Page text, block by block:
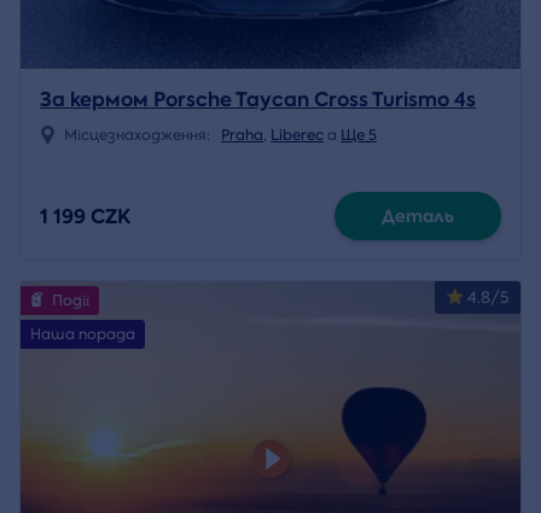
За кермом Porsche Taycan Cross Turismo 4s
Місцезнаходження: Praha, Liberec a Ще 5
1 199 CZK Деталь
4.8/5
Події
Наша порада